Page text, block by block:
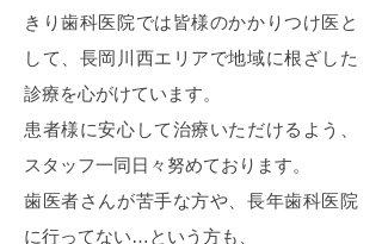
きり歯科医院では皆様のかかりつけ医と
して、長岡川西エリアで地域に根ざした
診療を心がけています。
患者様に安心して治療いただけるよう、
スタッフ一同日々努めております。
歯医者さんが苦手な方や、長年歯科医院
に行ってない…という方も、